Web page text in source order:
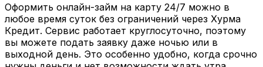
Оформить онлайн-займ на карту 24/7 можно в
любое время суток без ограничений через Хурма
Кредит. Сервис работает круглосуточно, поэтому
вы можете подать заявку даже ночью или в
выходной день. Это особенно удобно, когда срочно